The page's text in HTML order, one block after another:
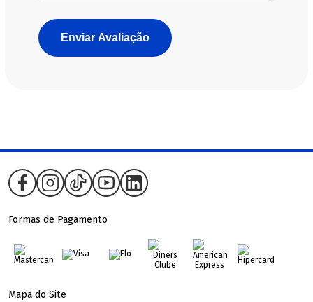
Enviar Avaliação
Formas de Pagamento
Mapa do Site